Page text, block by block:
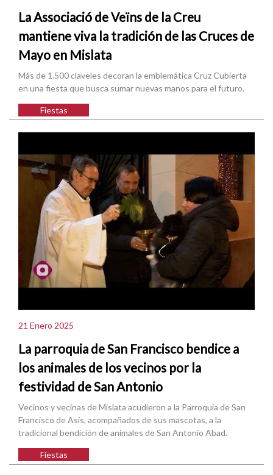
La Associació de Veïns de la Creu
mantiene viva la tradición de las Cruces de
Mayo en Mislata
Más de 1.500 claveles decoran la emblemática Cruz Cubierta
en una fiesta que busca sumar nuevas manos para el futuro.
Fiestas
21 Enero 2025
La parroquia de San Francisco bendice a
los animales de los vecinos por la
festividad de San Antonio
Vecinos y vecinas de Mislata acudieron a la Parroquia de San
Francisco de Asís, acompañados de sus mascotas, a la
tradicional bendición de animales de San Antonio Abad.
Fiestas